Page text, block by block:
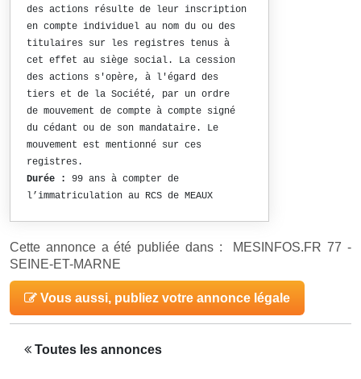
des actions résulte de leur inscription
en compte individuel au nom du ou des
titulaires sur les registres tenus à
cet effet au siège social. La cession
des actions s'opère, à l'égard des
tiers et de la Société, par un ordre
de mouvement de compte à compte signé
du cédant ou de son mandataire. Le
mouvement est mentionné sur ces
registres.
Durée :
99 ans à compter de
l’immatriculation au RCS de MEAUX
Cette annonce a été publiée dans : MESINFOS.FR 77 -
SEINE-ET-MARNE
Vous aussi, publiez votre annonce légale
Toutes les annonces